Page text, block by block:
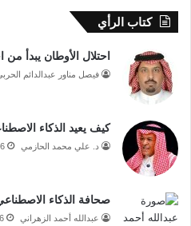
كتاب الرأي
احتلال الأوطان يبدأ من
فيصل مناور عبدالدائم
كيف يعيد الذكاء
د. علي محمد الحازمي
صحافة الذكاء
عبدالله أحمد الزهراني